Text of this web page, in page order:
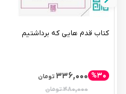
کتاب قدم هایی که برداشتیم
۳۳۶,۰۰۰ تومان
۴۸۰,۰۰۰تومان
%۳۰